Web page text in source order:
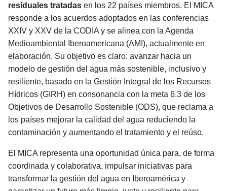
residuales tratadas en los 22 países miembros. El MICA
responde a los acuerdos adoptados en las conferencias
XXIV y XXV de la CODIA y se alinea con la Agenda
Medioambiental Iberoamericana (AMI), actualmente en
elaboración. Su objetivo es claro: avanzar hacia un
modelo de gestión del agua más sostenible, inclusivo y
resiliente, basado en la Gestión Integral de los Recursos
Hídricos (GIRH) en consonancia con la meta 6.3 de los
Objetivos de Desarrollo Sostenible (ODS), que reclama a
los países mejorar la calidad del agua reduciendo la
contaminación y aumentando el tratamiento y el reúso.
El MICA representa una oportunidad única para, de forma
coordinada y colaborativa, impulsar iniciativas para
transformar la gestión del agua en Iberoamérica y